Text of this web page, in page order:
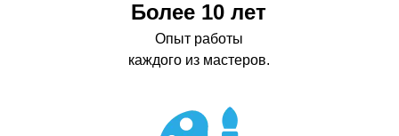
Более 10 лет
Опыт работы
каждого из мастеров.